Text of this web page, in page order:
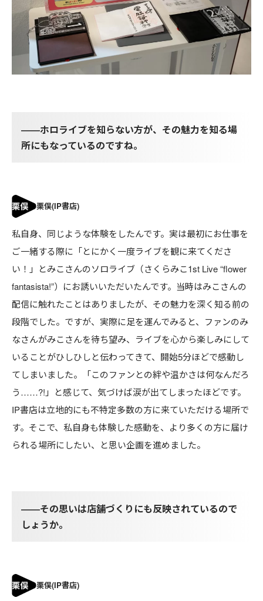
――ホロライブを知らない方が、その魅力を知る場
所にもなっているのですね。
私自身、同じような体験をしたんです。実は最初にお仕事を
ご一緒する際に「とにかく一度ライブを観に来てくださ
い！」とみこさんのソロライブ（さくらみこ1st Live “flower
fantasista!”）にお誘いいただいたんです。当時はみこさんの
配信に触れたことはありましたが、その魅力を深く知る前の
段階でした。ですが、実際に足を運んでみると、ファンのみ
なさんがみこさんを待ち望み、ライブを心から楽しみにして
いることがひしひしと伝わってきて、開始5分ほどで感動し
てしまいました。「このファンとの絆や温かさは何なんだろ
う……?!」と感じて、気づけば涙が出てしまったほどです。
IP書店は立地的にも不特定多数の方に来ていただける場所で
す。そこで、私自身も体験した感動を、より多くの方に届け
られる場所にしたい、と思い企画を進めました。
――その思いは店舗づくりにも反映されているので
しょうか。